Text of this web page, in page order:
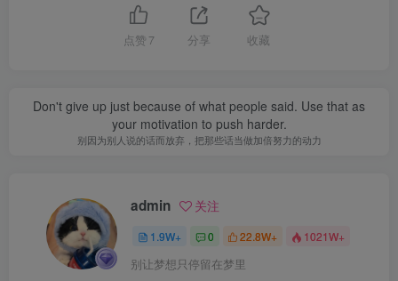
点赞 7 分享 收藏
Don't give up just because of what people said. Use that as
your motivation to push harder.
别因为别人说的话而放弃，把那些话当做加倍努力的动力
admin 关注
1.9W+ 0 22.8W+ 1021W+
别让梦想只停留在梦里